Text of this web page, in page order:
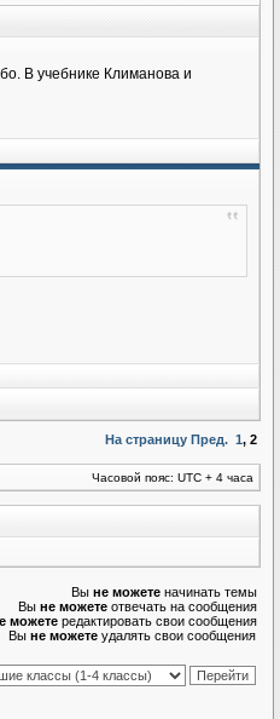
В учебнике Климанова и
На страницу Пред. 1, 2
Часовой пояс: UTC + 4 часа
Вы не можете начинать темы
Вы не можете отвечать на сообщения
можете редактировать свои сообщения
Вы не можете удалять свои сообщения